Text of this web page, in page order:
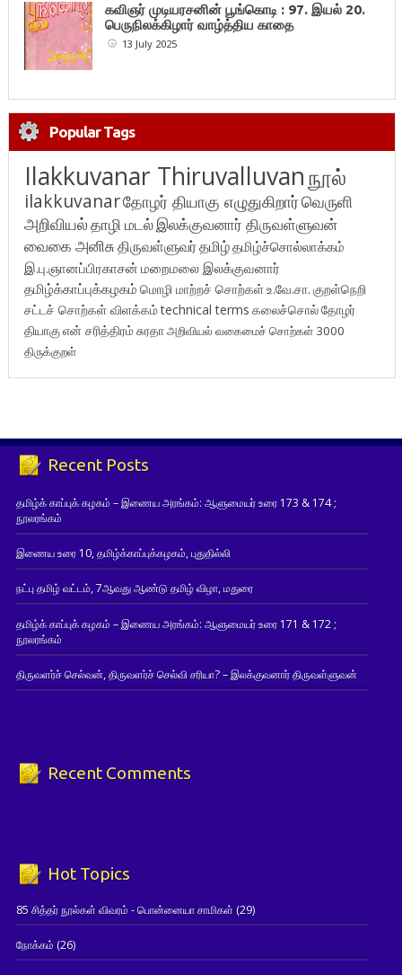
கவிஞர் முடியரசனின் பூங்கொடி : 97. இயல் 20.
பெருநிலக்கிழார் வாழ்த்திய காதை
13 July 2025
Popular Tags
Ilakkuvanar Thiruvalluvanநூல்
ilakkuvanarதோழர் தியாகு எழுதுகிறார்வெருளி
அறிவியல்தாழி மடல்இலக்குவனார் திருவள்ளுவன்
வைகை அனிசுதிருவள்ளுவர்தமிழ்தமிழ்ச்சொல்லாக்கம்
இ.பு.ஞானப்பிரகாசன் மறைமலை இலக்குவனார்
தமிழ்க்காப்புக்கழகம் மொழி மாற்றச் சொற்கள்உ.வே.சா. குறள்நெறி
சட்டச் சொற்கள் விளக்கம்technical terms கலைச்சொல்தோழர்
தியாகுஎன் சரித்திரம்சுரதாஅறிவியல் வகைமைச் சொற்கள் 3000
திருக்குறள்
Recent Posts
தமிழ்க் காப்புக் கழகம் – இணைய அரங்கம்: ஆளுமையர் உரை 173 & 174 ;
நூலரங்கம்
இணைய உரை 10, தமிழ்க்காப்புக்கழகம், புதுதில்லி
நட்பு தமிழ் வட்டம், 7ஆவது ஆண்டு தமிழ் விழா, மதுரை
தமிழ்க் காப்புக் கழகம் – இணைய அரங்கம்: ஆளுமையர் உரை 171 & 172 ;
நூலரங்கம்
திருவளர்ச் செல்வன், திருவளர்ச் செல்வி சரியா? – இலக்குவனார் திருவள்ளுவன்
Recent Comments
Hot Topics
85 சித்தர் நூல்கள் விவரம் - பொன்னையா சாமிகள் (29)
நோக்கம் (26)